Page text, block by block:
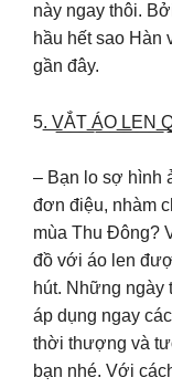
này ngay thôi.
hầu hết sao Hàn
gần đây.
5.͟ ͟V͟Ắ͟T͟ ͟Á͟O͟ ͟L͟E͟N͟
– Bạn lo sợ hình
đơn điệu, nhàm
mùa Thu Đông?
đồ với áo len
hút. Những ngày
áp dụng ngay
thời thượng và
bạn nhé. Với